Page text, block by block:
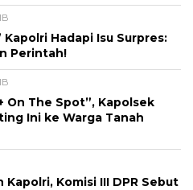
Kapolri Hadapi Isu Surpres:
Perintah!
On The Spot”, Kapolsek
Ini ke Warga Tanah
Komisi III DPR Sebut